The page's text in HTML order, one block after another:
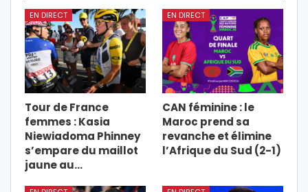
EN DIRECT
Tour de France
femmes : Kasia
Niewiadoma Phinney
s’empare du maillot
jaune au…
EN DIRECT
CAN féminine : le
Maroc prend sa
revanche et élimine
l’Afrique du Sud (2-1)